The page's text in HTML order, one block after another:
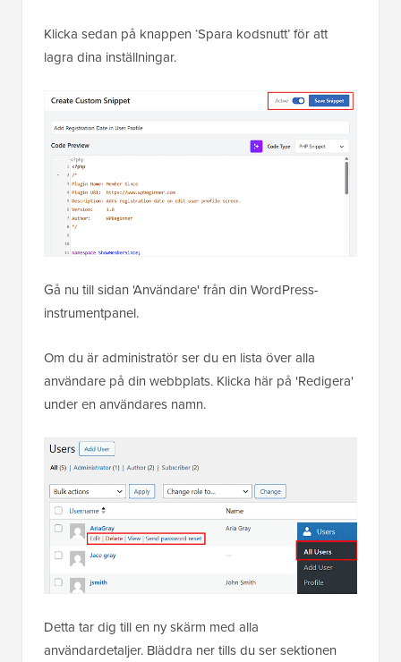
Klicka sedan på knappen ‘Spara kodsnutt’ för att
lagra dina inställningar.
Gå nu till sidan 'Användare' från din WordPress-
instrumentpanel.
Om du är administratör ser du en lista över alla
användare på din webbplats. Klicka här på 'Redigera'
under en användares namn.
Detta tar dig till en ny skärm med alla
användardetaljer. Bläddra ner tills du ser sektionen